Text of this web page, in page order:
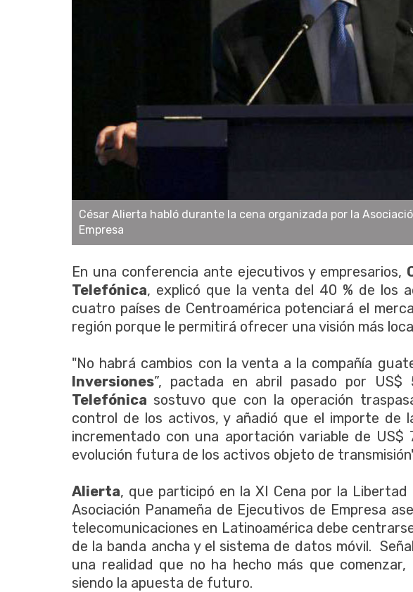
César Alierta habló durante la cena organizada por la
Empresa
En una conferencia ante ejecutivos y empresarios,
Telefónica, explicó que la venta del 40 % de los
cuatro países de Centroamérica potenciará el
región porque le permitirá ofrecer una visión más
"No habrá cambios con la venta a la compañía
Inversiones”, pactada en abril pasado por US$
Telefónica sostuvo que con la operación
control de los activos, y añadió que el importe de
incrementado con una aportación variable de US$
evolución futura de los activos objeto de
Alierta, que participó en la XI Cena por la Libertad
Asociación Panameña de Ejecutivos de Empresa
telecomunicaciones en Latinoamérica debe
de la banda ancha y el sistema de datos móvil.
una realidad que no ha hecho más que
siendo la apuesta de futuro.